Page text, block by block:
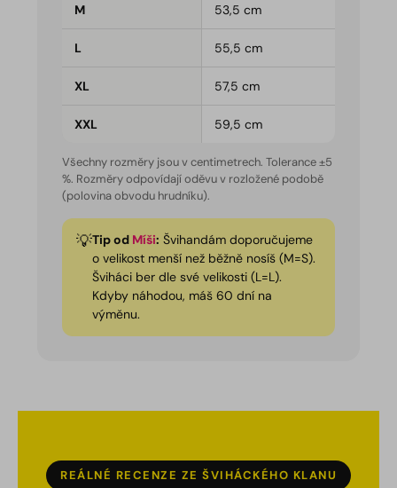
M 53,5 cm
L 55,5 cm
XL 57,5 cm
XXL 59,5 cm
Všechny rozměry jsou v centimetrech. Tolerance ±5
%. Rozměry odpovídají oděvu v rozložené podobě
(polovina obvodu hrudníku).
Tip od Míši: Švihandám doporučujeme
o velikost menší než běžně nosíš (M=S).
Šviháci ber dle své velikosti (L=L).
Kdyby náhodou, máš 60 dní na
výměnu.
REÁLNÉ RECENZE ZE ŠVIHÁCKÉHO KLANU